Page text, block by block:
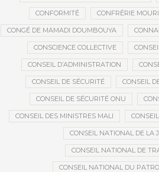
CONFORMITÉ CONFRÉRIE
CONGÉ DE MAMADI DOUMBOUYA
CONSCIENCE COLLECTIVE
CONSEIL D’ADMINISTRATION
CONSEIL DE SÉCURITÉ CONSEIL
CONSEIL DE SÉCURITÉ ONU
CONSEIL DES MINISTRES MALI
CONSEIL NATIONAL DE LA
CONSEIL NATIONAL DE
CONSEIL NATIONAL DU